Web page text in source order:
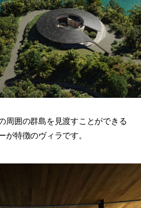
周囲の群島を見渡すことができる
が特徴のヴィラです。